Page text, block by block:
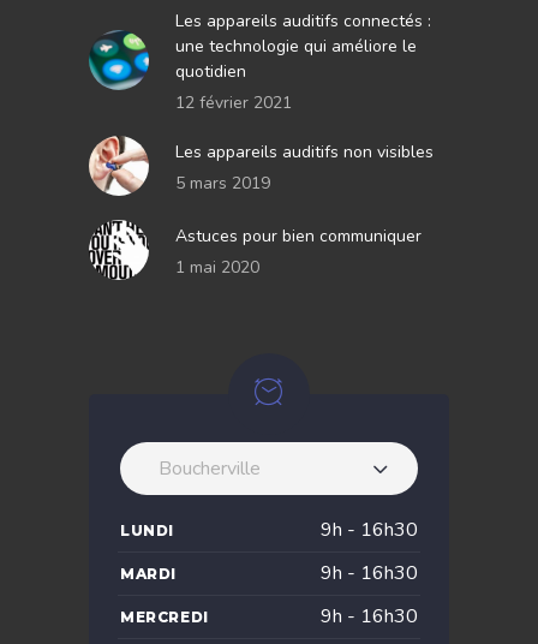
Les appareils auditifs connectés :
une technologie qui améliore le
quotidien
12 février 2021
Les appareils auditifs non visibles
5 mars 2019
Astuces pour bien communiquer
1 mai 2020
Boucherville
LUNDI 9h - 16h30
MARDI 9h - 16h30
MERCREDI 9h - 16h30